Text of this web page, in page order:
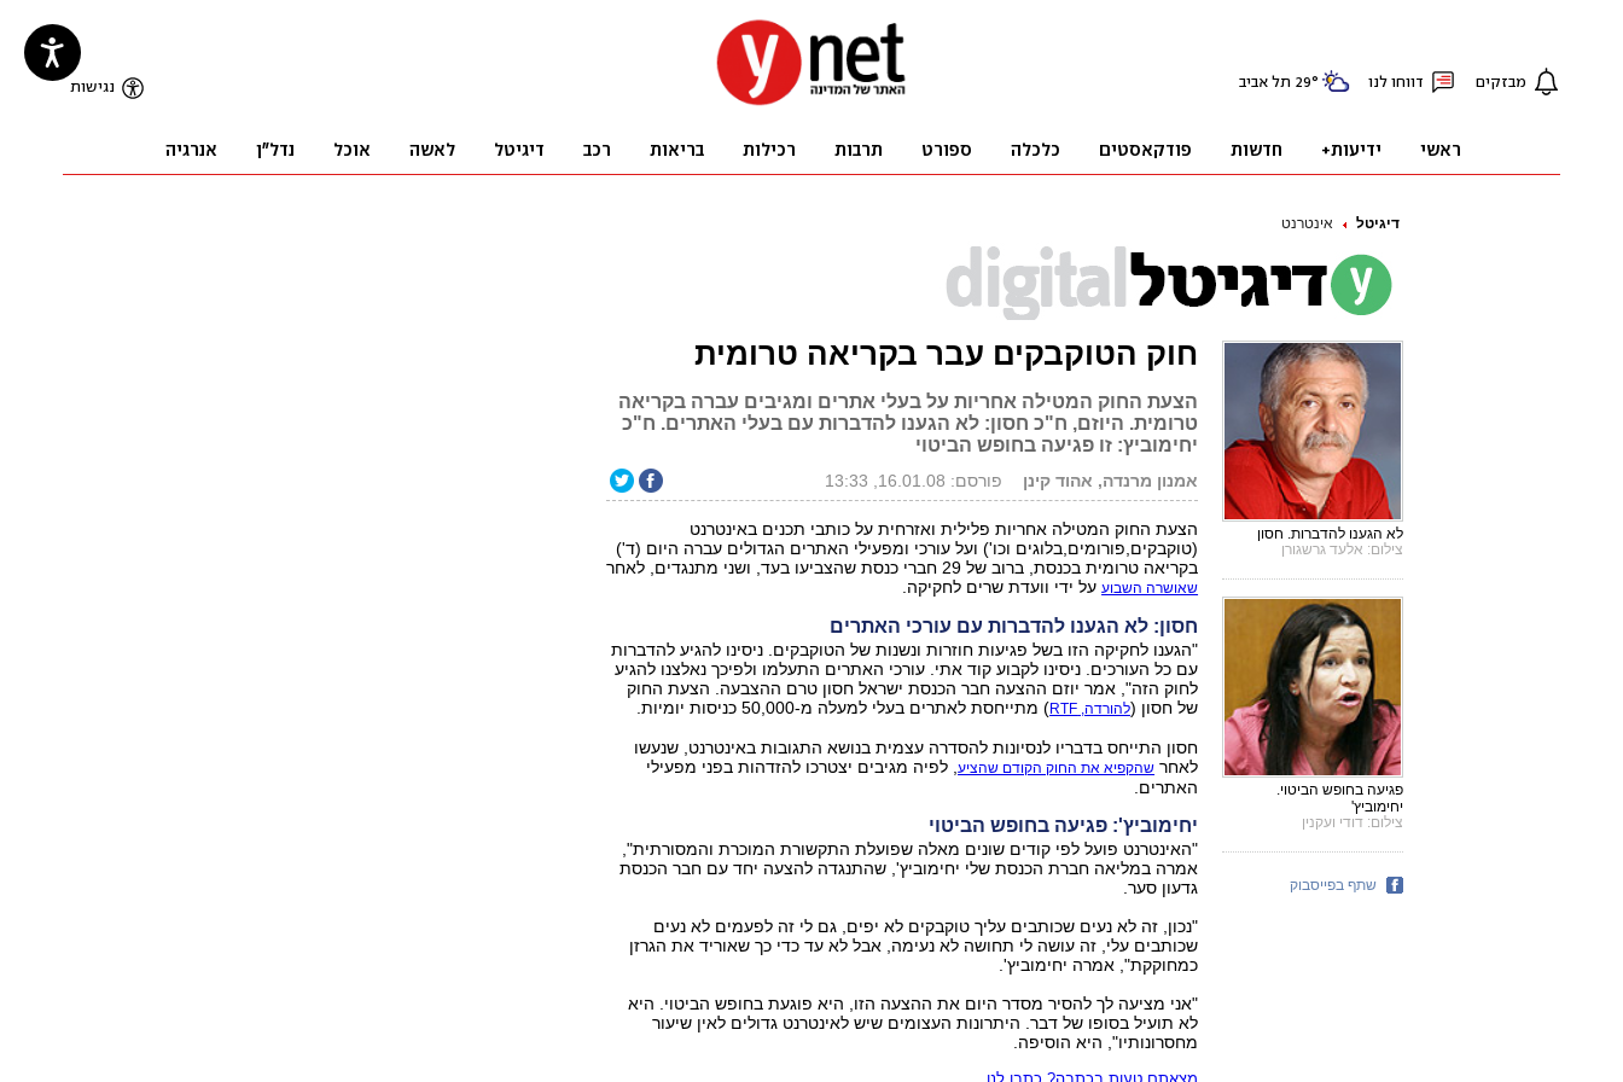
דיגיטל אינטרנט
חוק הטוקבקים עבר בקריאה טרומית
הצעת החוק המטילה אחריות על בעלי אתרים ומגיבים עברה בקריאה
טרומית. היוזם, ח"כ חסון: לא הגענו להדברות עם בעלי האתרים. ח"כ
יחימוביץ: זו פגיעה בחופש הביטוי
אמנון מרנדה, אהוד קינן פורסם: 16.01.08, 13:33
הצעת החוק המטילה אחריות פלילית ואזרחית על כותבי תכנים באינטרנט
(טוקבקים,פורומים,בלוגים וכו') ועל עורכי ומפעילי האתרים הגדולים עברה היום (ד')
בקריאה טרומית בכנסת, ברוב של 29 חברי כנסת שהצביעו בעד, ושני מתנגדים, לאחר
שאושרה השבועעל ידי וועדת שרים לחקיקה.
חסון: לא הגענו להדברות עם עורכי האתרים
"הגענו לחקיקה הזו בשל פגיעות חוזרות ונשנות של הטוקבקים. ניסינו להגיע להדברות
עם כל העורכים. ניסינו לקבוע קוד אתי. עורכי האתרים התעלמו ולפיכך נאלצנו להגיע
לחוק הזה", אמר יוזם ההצעה חבר הכנסת ישראל חסון טרם ההצבעה. הצעת החוק
של חסון (להורדה, RTF ) מתייחסת לאתרים בעלי למעלה מ-50,000 כניסות יומיות.
חסון התייחס בדבריו לנסיונות להסדרה עצמית בנושא התגובות באינטרנט, שנעשו
לאחר שהקפיא את החוק הקודם שהציע, לפיה מגיבים יצטרכו להזדהות בפני מפעילי
האתרים.
יחימוביץ': פגיעה בחופש הביטוי
"האינטרנט פועל לפי קודים שונים מאלה שפועלת התקשורת המוכרת והמסורתית",
אמרה במליאה חברת הכנסת שלי יחימוביץ', שהתנגדה להצעה יחד עם חבר הכנסת
גדעון סער.
"נכון, זה לא נעים שכותבים עליך טוקבקים לא יפים, גם לי זה לפעמים לא נעים
שכותבים עלי, זה עושה לי תחושה לא נעימה, אבל לא עד כדי כך שאוריד את הגרזן
כמחוקקת", אמרה יחימוביץ'.
"אני מציעה לך להסיר מסדר היום את ההצעה הזו, היא פוגעת בחופש הביטוי. היא
לא תועיל בסופו של דבר. היתרונות העצומים שיש לאינטרנט גדולים לאין שיעור
מחסרונותיו", היא הוסיפה.
לא הגענו להדברות. חסון
צילום: אלעד גרשגורן
פגיעה בחופש הביטוי.
יחימוביץ'
צילום: דודי ועקנין
שתף בפייסבוק